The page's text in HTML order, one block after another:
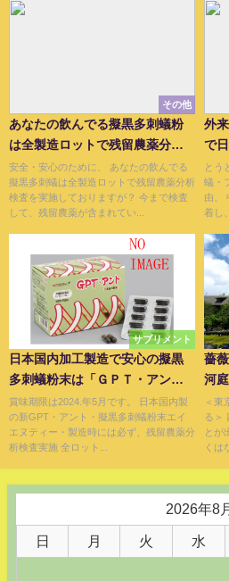
その他
あなたの飲んでる擬黒多刺蟻粉
は全製造ロットで残留農薬分析
検査を実施しておりますが？
安全・安心のために、 あなたの飲んでる
擬黒多刺蟻は全製造ロットで残留農薬分析
検査を実施しておりますが？ 今まで検査
して、残留農薬が含まれてい...
外
で
つ
とう
蟻・
由、
着し
サプリメント
日本国内加工製造で安心の擬黒
多刺蟻粉末は「ＧＰＴ・アン
ト」
賞味期限は2024.年5月です。 日本国内製
の新GPT・アント・擬黒多刺蟻粉末エイ
エヌティー・製造時には必ず、残留農薬分
析検査実施 全ロット...
薔
河
館
＜東
る＞
とが
くは
2026年8
日 月 火 水